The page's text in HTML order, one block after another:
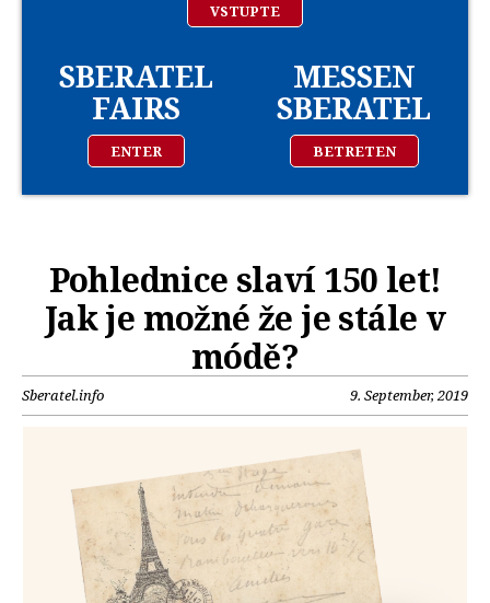
VSTUPTE
SBERATEL
FAIRS
ENTER
MESSEN
SBERATEL
BETRETEN
Pohlednice slaví 150 let!
Jak je možné že je stále v
módě?
Sberatel.info 9. September, 2019